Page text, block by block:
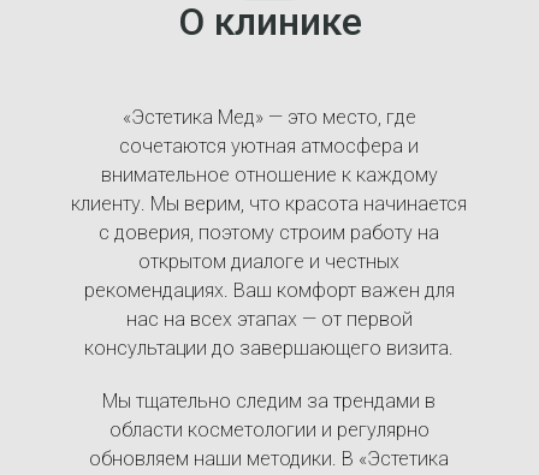
О клинике
«Эстетика Мед» — это место, где
сочетаются уютная атмосфера и
внимательное отношение к каждому
клиенту. Мы верим, что красота начинается
с доверия, поэтому строим работу на
открытом диалоге и честных
рекомендациях. Ваш комфорт важен для
нас на всех этапах — от первой
консультации до завершающего визита.
Мы тщательно следим за трендами в
области косметологии и регулярно
обновляем наши методики. В «Эстетика